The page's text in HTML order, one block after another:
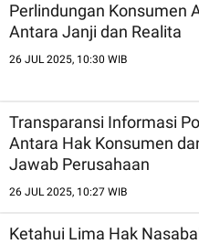
Perlindungan Konsumen
Antara Janji dan Realita
26 JUL 2025, 10:30 WIB
Transparansi Informasi
Antara Hak Konsumen
Jawab Perusahaan
26 JUL 2025, 10:27 WIB
Ketahui Lima Hak